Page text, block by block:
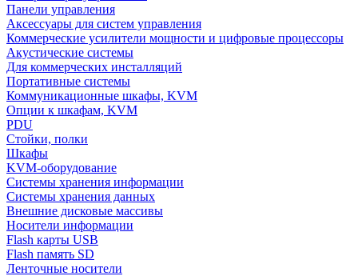
Панели управления
Аксессуары для систем управления
Коммерческие усилители мощности и цифровые процессоры
Акустические системы
Для коммерческих инсталляций
Портативные системы
Коммуникационные шкафы, KVM
Опции к шкафам, KVM
PDU
Стойки, полки
Шкафы
KVM-оборудование
Системы хранения информации
Системы хранения данных
Внешние дисковые массивы
Носители информации
Flash карты USB
Flash память SD
Ленточные носители